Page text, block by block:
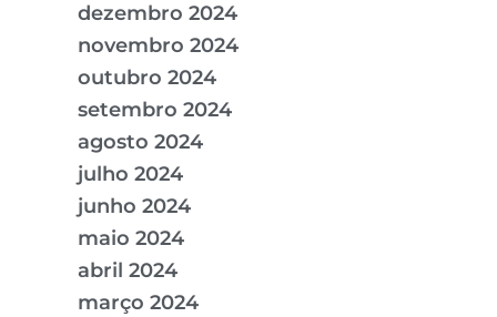
dezembro 2024
novembro 2024
outubro 2024
setembro 2024
agosto 2024
julho 2024
junho 2024
maio 2024
abril 2024
março 2024